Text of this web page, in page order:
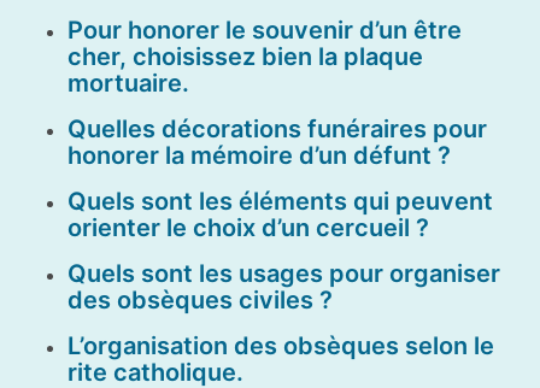
Pour honorer le souvenir d’un être
cher, choisissez bien la plaque
mortuaire.
Quelles décorations funéraires pour
honorer la mémoire d’un défunt ?
Quels sont les éléments qui peuvent
orienter le choix d’un cercueil ?
Quels sont les usages pour organiser
des obsèques civiles ?
L’organisation des obsèques selon le
rite catholique.